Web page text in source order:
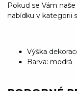
Pokud se Vám
nabídku v kategorii
Výška
Barva: modrá